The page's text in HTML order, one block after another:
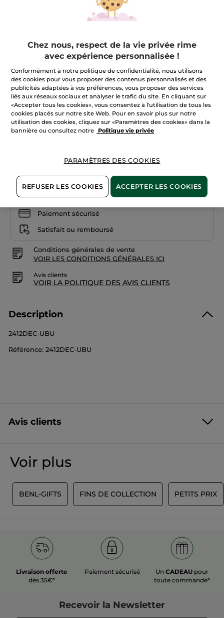
2412DEC-UBU
2412DEC-UBU
★★★★★
★★★★★
Aucune
valeur
de
notation
pour
AJOUTER UN AVIS
Quantité
INDISPONIBLE
Paiement sécurisé
Satisfait ou remboursé
Conditions générales de vente
VOIR LES CONDITIONS GÉNÉRALES ICI
Avis clients
VOIR LA POLITIQUE DES AVIS CLIENTS
Description
2412DEC-UBU
Référence: 2412DEC-UBU
Avis clients
Aucune
valeur
pour
de
AJOUTER UN AVIS
Voir plus
BENL-GIFTS FINS DE COLLECTION PETITS PRIX
Livraison offerte
dès 35€*
Paiement sécurisé UnCADEAU pour
toute commande*
Recevoir la Newsletter
Chez nous, respect de la vie privée rime
avec expérience personnalisée !
Conformément à notre politique de confidentialité, nous utilisons
des cookies pour vous proposer des contenus personnalisés et des
publicités adaptées à vos préférences, vous proposer des services
liés aux réseaux sociaux et analyser le trafic du site. En cliquant sur
«Accepter tous les cookies», vous consentez à l'utilisation de tous les
cookies placés sur notre site Web. Pour en savoir plus sur notre
utilisation des cookies, cliquez sur «Paramètres des cookies» dans la
bannière ou consultez notre
Politique vie privée
PARAMÈTRES DES COOKIES
REFUSER LES COOKIES ACCEPTER LES COOKIES